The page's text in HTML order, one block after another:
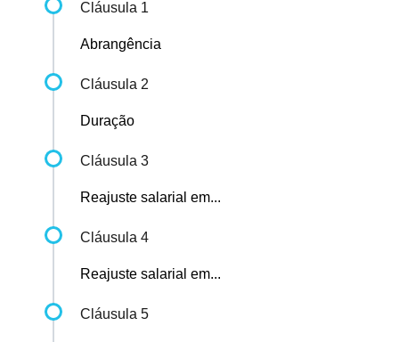
Cláusula 1
Abrangência
Cláusula 2
Duração
Cláusula 3
Reajuste salarial em...
Cláusula 4
Reajuste salarial em...
Cláusula 5